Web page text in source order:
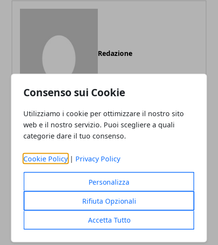
Consenso sui Cookie
Utilizziamo i cookie per ottimizzare il nostro sito
web e il nostro servizio. Puoi scegliere a quali
categorie dare il tuo consenso.
Cookie Policy | Privacy Policy
Personalizza
Rifiuta Opzionali
Accetta Tutto
Redazione